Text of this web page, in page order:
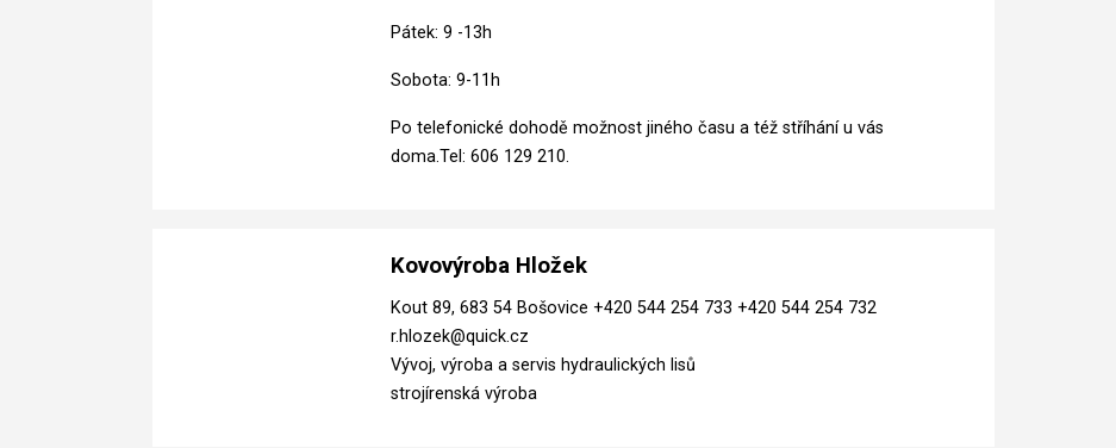
Pátek: 9 -13h
Sobota: 9-11h
Po telefonické dohodě možnost jiného času a též stříhání u vás
doma.Tel: 606 129 210.
Kovovýroba Hložek
Kout 89, 683 54 Bošovice +420 544 254 733 +420 544 254 732
r.hlozek@quick.cz
Vývoj, výroba a servis hydraulických lisů
strojírenská výroba